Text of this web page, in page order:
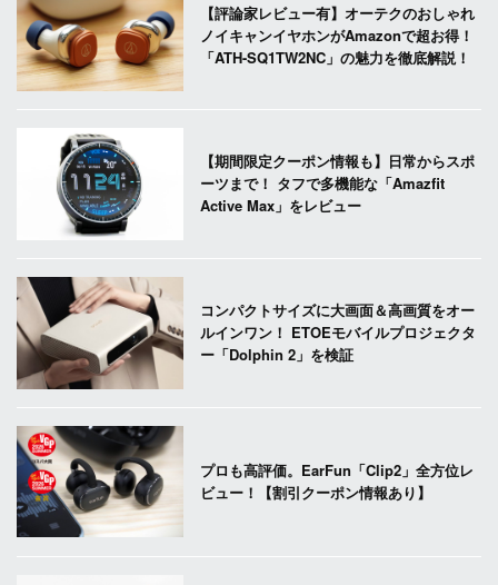
【評論家レビュー有】オーテクのおしゃれ
ノイキャンイヤホンがAmazonで超お得！
「ATH-SQ1TW2NC」の魅力を徹底解説！
【期間限定クーポン情報も】日常からスポ
ーツまで！ タフで多機能な「Amazfit
Active Max」をレビュー
コンパクトサイズに大画面＆高画質をオー
ルインワン！ ETOEモバイルプロジェクタ
ー「Dolphin 2」を検証
プロも高評価。EarFun「Clip2」全方位レ
ビュー！【割引クーポン情報あり】